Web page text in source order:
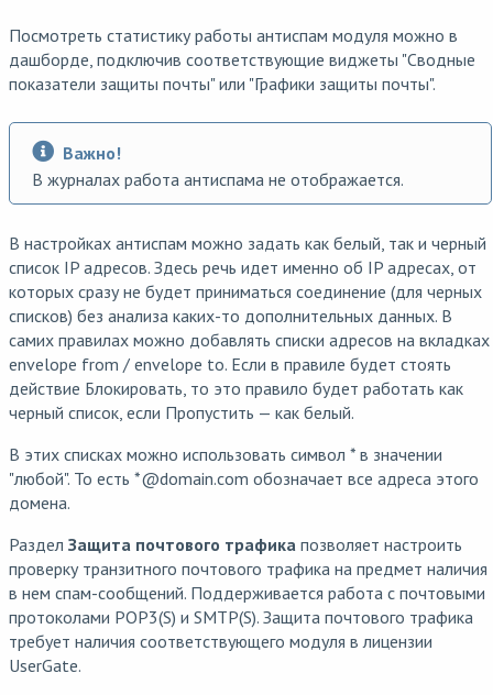
Посмотреть статистику работы антиспам модуля можно в
дашборде, подключив соответствующие виджеты "Сводные
показатели защиты почты" или "Графики защиты почты".
Важно!
В журналах работа антиспама не отображается.
В настройках антиспам можно задать как белый, так и черный
список IP адресов. Здесь речь идет именно об IP адресах, от
которых сразу не будет приниматься соединение (для черных
списков) без анализа каких-то дополнительных данных. В
самих правилах можно добавлять списки адресов на вкладках
envelope from / envelope to. Если в правиле будет стоять
действие Блокировать, то это правило будет работать как
черный список, если Пропустить — как белый.
В этих списках можно использовать символ * в значении
"любой". То есть *@domain.com обозначает все адреса этого
домена.
Раздел Защита почтового трафика позволяет настроить
проверку транзитного почтового трафика на предмет наличия
в нем спам-сообщений. Поддерживается работа с почтовыми
протоколами POP3(S) и SMTP(S). Защита почтового трафика
требует наличия соответствующего модуля в лицензии
UserGate.